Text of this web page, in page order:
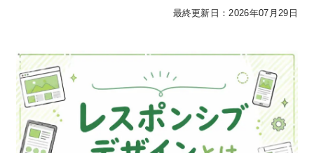
最終更新日：2026年07月29日